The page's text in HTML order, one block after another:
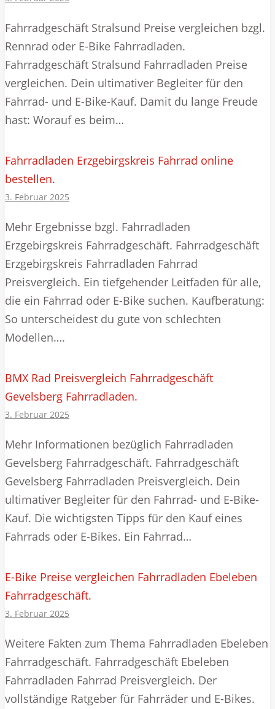
Fahrradgeschäft Stralsund Preise vergleichen bzgl.
Rennrad oder E-Bike Fahrradladen.
Fahrradgeschäft Stralsund Fahrradladen Preise
vergleichen. Dein ultimativer Begleiter für den
Fahrrad- und E-Bike-Kauf. Damit du lange Freude
hast: Worauf es beim…
Fahrradladen Erzgebirgskreis Fahrrad online
bestellen.
3. Februar 2025
Mehr Ergebnisse bzgl. Fahrradladen
Erzgebirgskreis Fahrradgeschäft. Fahrradgeschäft
Erzgebirgskreis Fahrradladen Fahrrad
Preisvergleich. Ein tiefgehender Leitfaden für alle,
die ein Fahrrad oder E-Bike suchen. Kaufberatung:
So unterscheidest du gute von schlechten
Modellen….
BMX Rad Preisvergleich Fahrradgeschäft
Gevelsberg Fahrradladen.
3. Februar 2025
Mehr Informationen bezüglich Fahrradladen
Gevelsberg Fahrradgeschäft. Fahrradgeschäft
Gevelsberg Fahrradladen Preisvergleich. Dein
ultimativer Begleiter für den Fahrrad- und E-Bike-
Kauf. Die wichtigsten Tipps für den Kauf eines
Fahrrads oder E-Bikes. Ein Fahrrad…
E-Bike Preise vergleichen Fahrradladen Ebeleben
Fahrradgeschäft.
3. Februar 2025
Weitere Fakten zum Thema Fahrradladen Ebeleben
Fahrradgeschäft. Fahrradgeschäft Ebeleben
Fahrradladen Fahrrad Preisvergleich. Der
vollständige Ratgeber für Fahrräder und E-Bikes.